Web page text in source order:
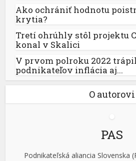
Ako ochrániť hodnotu
krytia?
Tretí ohrúhly stôl projektu
konal v Skalici
V prvom polroku 2022
podnikateľov inflácia aj...
O autorovi
PAS
Podnikateľská aliancia Slovenska